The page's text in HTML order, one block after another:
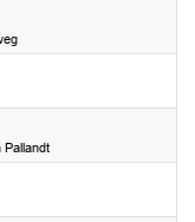
Pallandt